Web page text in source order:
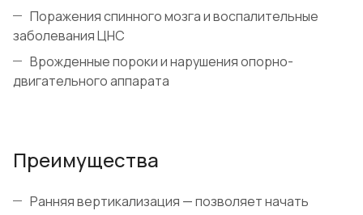
Поражения спинного мозга и воспалительные
заболевания ЦНС
Врожденные пороки и нарушения опорно-
двигательного аппарата
Преимущества
Ранняя вертикализация — позволяет начать